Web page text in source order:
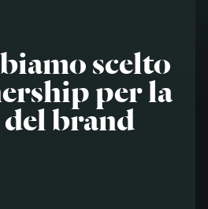
scelto
per la
brand